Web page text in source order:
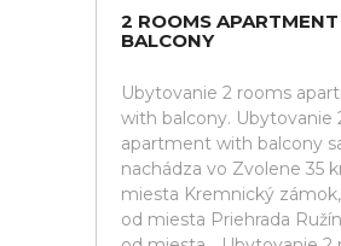
2 ROOMS
BALCONY
Ubytovanie 2 rooms
with balcony. Ubytovanie
apartment with balcony
nachádza vo Zvolene 35
miesta Kremnický
od miesta Priehrada